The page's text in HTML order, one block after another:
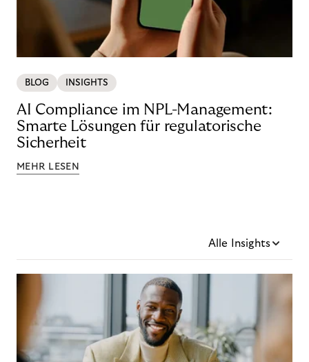
BLOG INSIGHTS
AI Compliance im NPL-Management:
Smarte Lösungen für regulatorische
Sicherheit
MEHR LESEN
Alle Insights